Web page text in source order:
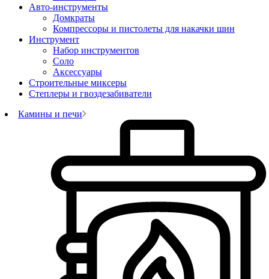
Авто-инструменты
Домкраты
Компрессоры и пистолеты для накачки шин
Инструмент
Набор инструментов
Соло
Аксессуары
Строительные миксеры
Степлеры и гвоздезабиватели
Камины и печи